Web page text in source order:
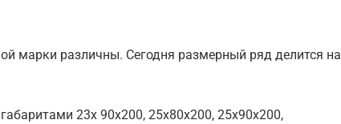
марки различны. Сегодня размерный ряд делится на
23х 90х200, 25х80х200, 25х90х200,